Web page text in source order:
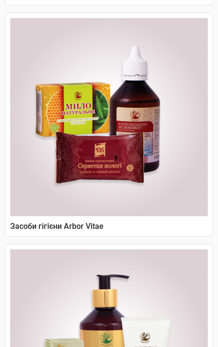
Засоби гігієни Arbor Vitae